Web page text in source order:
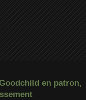
en patron,